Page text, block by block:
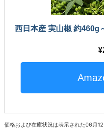
西日本産 実山椒 約460g
価格および在庫状況は表示された06月